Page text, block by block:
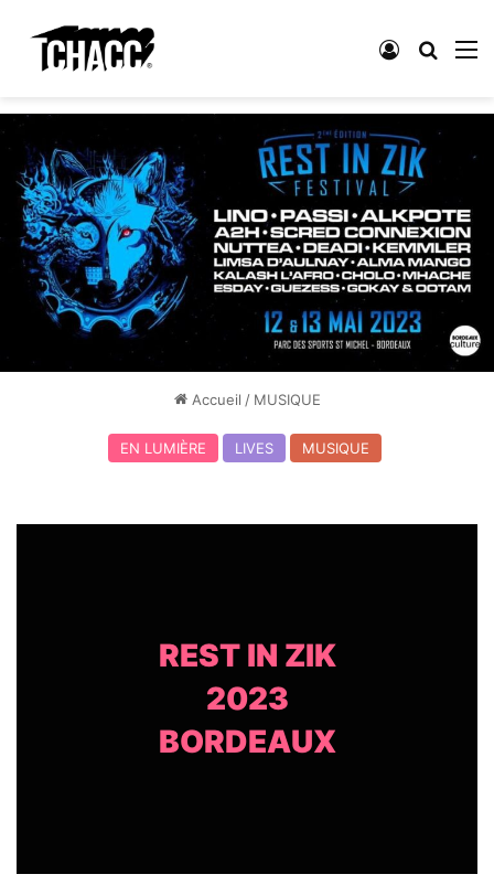
Connexion
Accueil / MUSIQUE
EN LUMIÈRE LIVES MUSIQUE
REST IN ZIK
2023
BORDEAUX